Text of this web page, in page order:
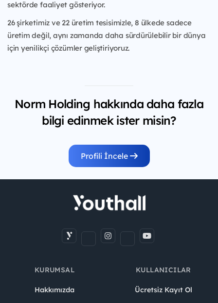
sektörde faaliyet gösteriyor.
26 şirketimiz ve 22 üretim tesisimizle, 8 ülkede sadece
üretim değil, aynı zamanda daha sürdürülebilir bir dünya
için yenilikçi çözümler geliştiriyoruz.
Norm Holding hakkında daha fazla
bilgi edinmek ister misin?
Profili İncele
KURUMSAL
Hakkımızda
KULLANICILAR
Ücretsiz Kayıt Ol